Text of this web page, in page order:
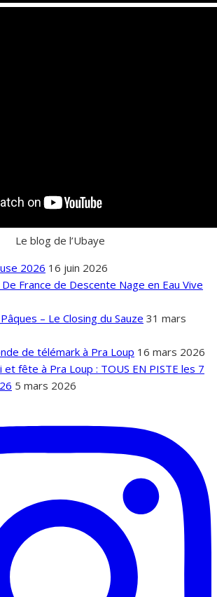
Le blog de l’Ubaye
2026 16 juin 2026
France de Descente Nage en Eau Vive
– Le Closing du Sauze 31 mars
de télémark à Pra Loup 16 mars 2026
et fête à Pra Loup : TOUS EN PISTE les 7
5 mars 2026